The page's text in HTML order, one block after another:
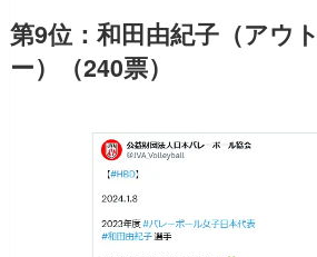
第9位：和田由紀子（アウ
ー）（240票）